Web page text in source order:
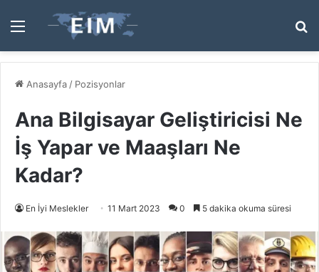
Menü
...
Anasayfa / Pozisyonlar
Ana Bilgisayar Geliştiricisi Ne
İş Yapar ve Maaşları Ne
Kadar?
En İyi Meslekler 11 Mart 2023 0 5 dakika okuma süresi